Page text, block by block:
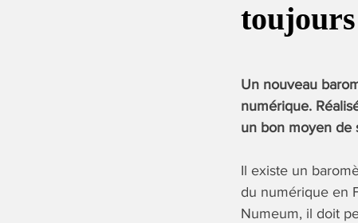
Un nouveau
numérique.
un bon moyen de
Il existe un
du numérique en
Numeum, il doit